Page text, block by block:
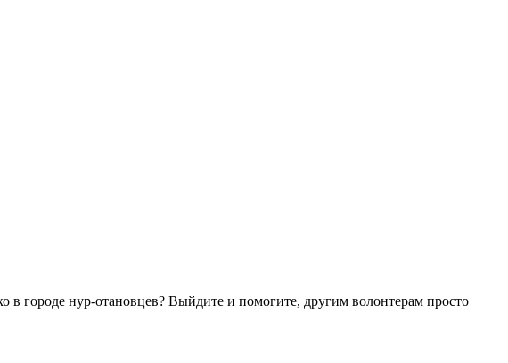
городе нур-отановцев? Выйдите и помогите, другим волонтерам просто